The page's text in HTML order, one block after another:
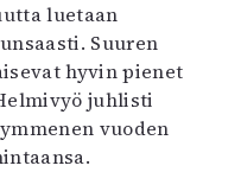
luetaan
Suuren
hyvin pienet
juhlisti
vuoden